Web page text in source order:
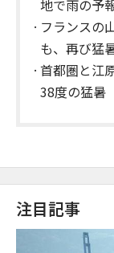
地で雨の予
フランスの
も、再び猛
首都圏と江
38度の猛暑
注目記事